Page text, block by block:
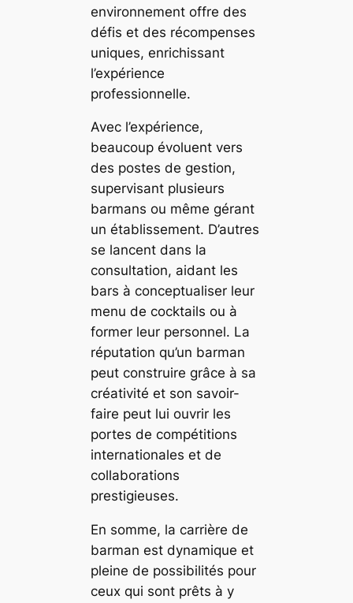
environnement offre des
défis et des récompenses
uniques, enrichissant
l’expérience
professionnelle.
Avec l’expérience,
beaucoup évoluent vers
des postes de gestion,
supervisant plusieurs
barmans ou même gérant
un établissement. D’autres
se lancent dans la
consultation, aidant les
bars à conceptualiser leur
menu de cocktails ou à
former leur personnel. La
réputation qu’un barman
peut construire grâce à sa
créativité et son savoir-
faire peut lui ouvrir les
portes de compétitions
internationales et de
collaborations
prestigieuses.
En somme, la carrière de
barman est dynamique et
pleine de possibilités pour
ceux qui sont prêts à y